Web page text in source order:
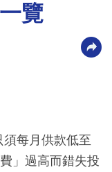
覽
每月供款低至
」過高而錯失投